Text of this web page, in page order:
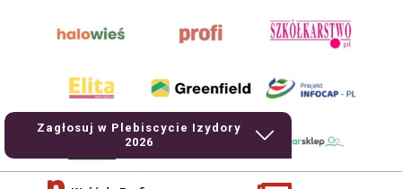
Zagłosuj w Plebiscycie Izydory
2026